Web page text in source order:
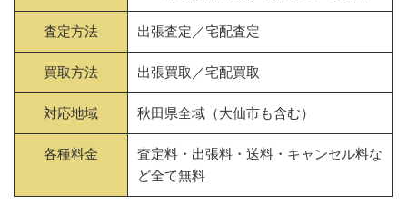
査定方法 出張査定／宅配査定
買取方法 出張買取／宅配買取
対応地域 秋田県全域（大仙市も含む）
各種料金
査定料・出張料・送料・キャンセル料な
ど全て無料